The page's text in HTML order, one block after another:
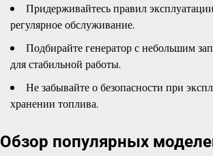
Придерживайтесь правил
регулярное обслуживание.
Подбирайте генератор с небольшим
для стабильной работы.
Не забывайте о безопасности при
хранении топлива.
Обзор популярных